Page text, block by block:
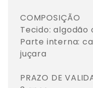
COMPOSIÇÃO
Tecido: algodão
Parte interna:
juçara
PRAZO DE